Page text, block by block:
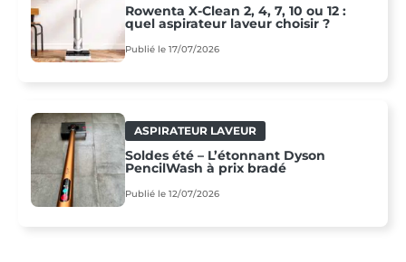
Rowenta X-Clean 2, 4, 7, 10 ou 12 :
quel aspirateur laveur choisir ?
Publié le 17/07/2026
ASPIRATEUR LAVEUR
Soldes été – L’étonnant Dyson
PencilWash à prix bradé
Publié le 12/07/2026